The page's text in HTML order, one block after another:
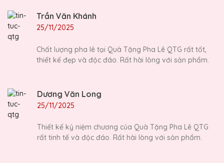
Trần Văn Khánh
25/11/2025
Chất lượng pha lê tại Quà Tặng Pha Lê QTG rất tốt,
thiết kế đẹp và độc đáo. Rất hài lòng với sản phẩm.
Dương Văn Long
25/11/2025
Thiết kế kỷ niệm chương của Quà Tặng Pha Lê QTG
rất tinh tế và độc đáo. Rất hài lòng với sản phẩm.